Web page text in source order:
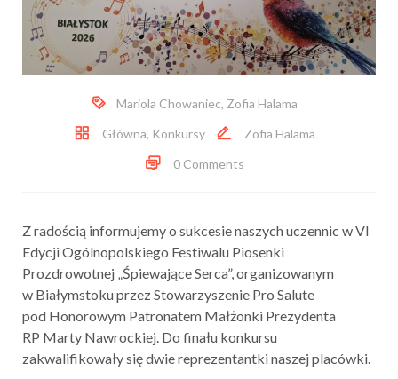
Mariola Chowaniec, Zofia Halama
Główna, Konkursy
Zofia Halama
0 Comments
Z radością informujemy o sukcesie naszych uczennic w VI
Edycji Ogólnopolskiego Festiwalu Piosenki
Prozdrowotnej „Śpiewające Serca”, organizowanym
w Białymstoku przez Stowarzyszenie Pro Salute
pod Honorowym Patronatem Małżonki Prezydenta
RP Marty Nawrockiej. Do finału konkursu
zakwalifikowały się dwie reprezentantki naszej placówki.